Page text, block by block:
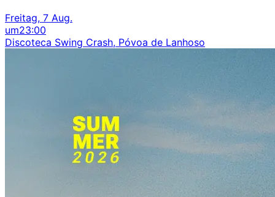
Freitag, 7 Aug.
um23:00
Discoteca Swing Crash, Póvoa de Lanhoso